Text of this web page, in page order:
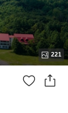
221